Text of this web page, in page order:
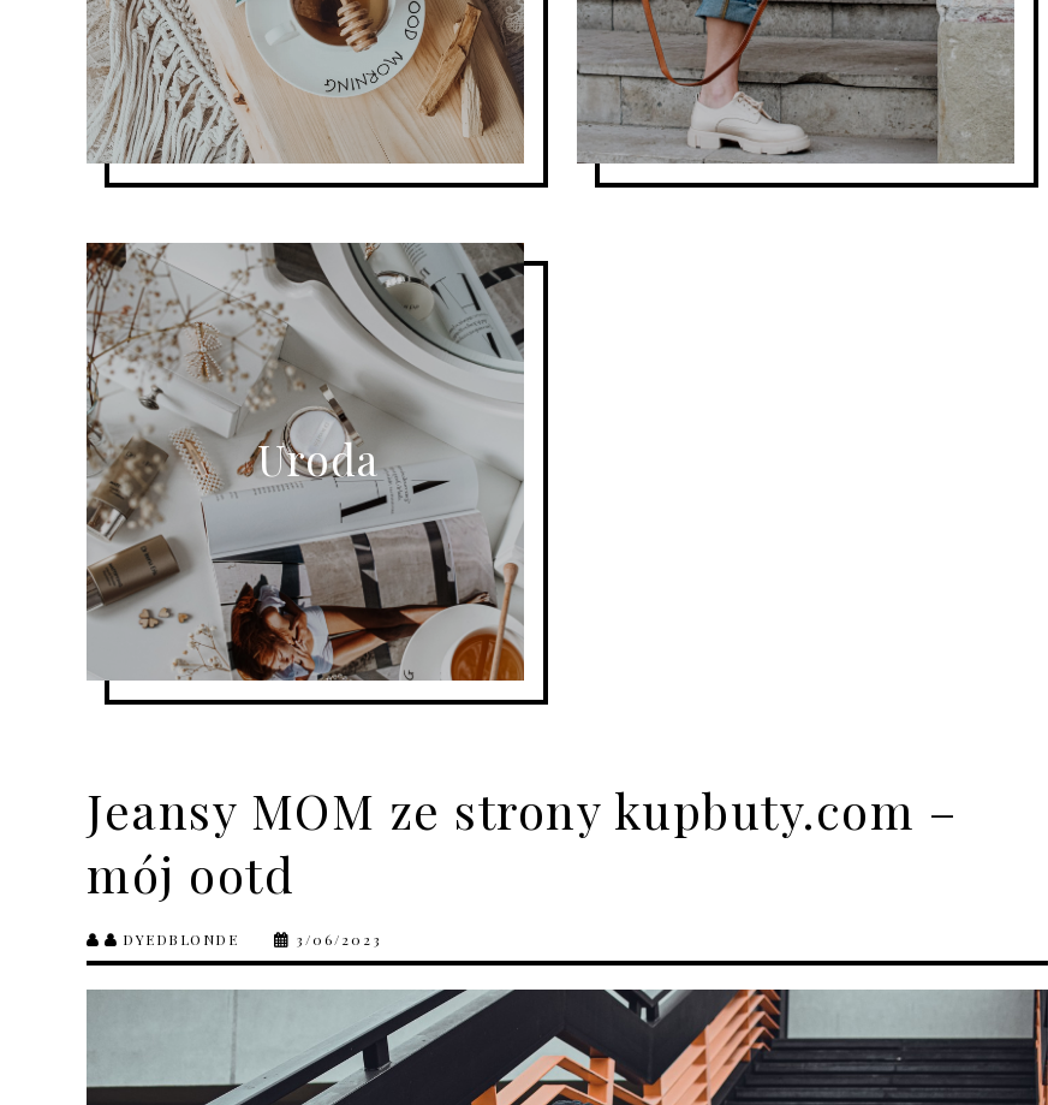
Uroda
Jeansy MOM ze strony kupbuty.com –
mój ootd
DYEDBLONDE 3/06/2023